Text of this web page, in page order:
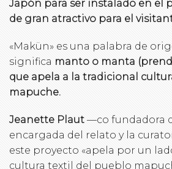
Japón para ser instalado en el
de gran atractivo para el
«Makün» es una palabra de
significa manto o manta
que apela a la tradicional
mapuche.
Jeanette Plaut —co fundadora
encargada del relato y la
este proyecto «apela por un
cultura textil del pueblo